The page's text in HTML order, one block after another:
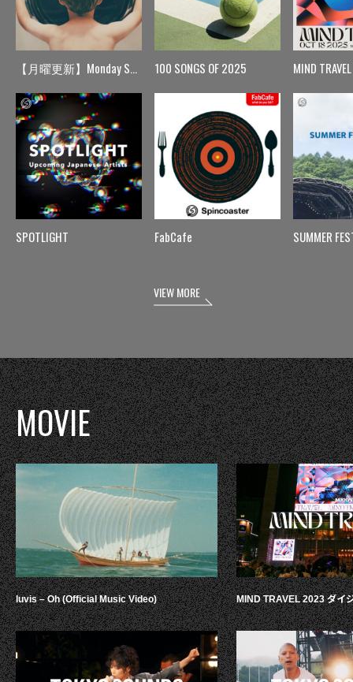
【月曜更新】Monday Spin
SPOTLIGHT
100 SONGS OF 2025
FabCafe
MIND TRAVEL
SUMMER
VIEW MORE
MOVIE
luvis – Oh (Official Music Video) MIND TRAVEL 2023 ダイ